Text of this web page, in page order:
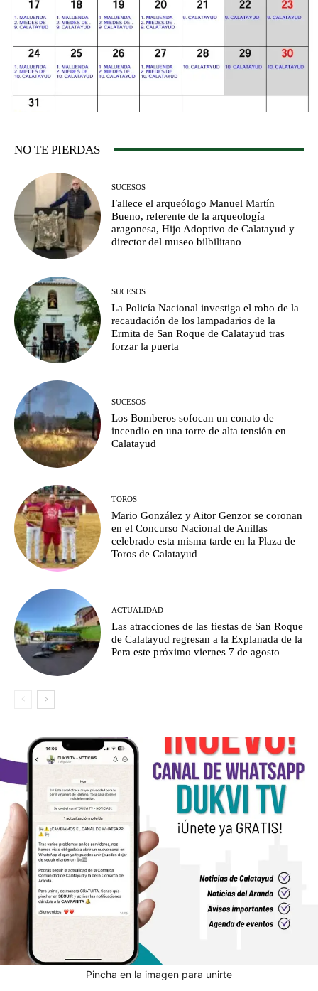
NO TE PIERDAS
SUCESOS
Fallece el arqueólogo Manuel Martín
Bueno, referente de la arqueología
aragonesa, Hijo Adoptivo de Calatayud y
director del museo bilbilitano
SUCESOS
La Policía Nacional investiga el robo de la
recaudación de los lampadarios de la
Ermita de San Roque de Calatayud tras
forzar la puerta
SUCESOS
Los Bomberos sofocan un conato de
incendio en una torre de alta tensión en
Calatayud
TOROS
Mario González y Aitor Genzor se coronan
en el Concurso Nacional de Anillas
celebrado esta misma tarde en la Plaza de
Toros de Calatayud
ACTUALIDAD
Las atracciones de las fiestas de San Roque
de Calatayud regresan a la Explanada de la
Pera este próximo viernes 7 de agosto
Pincha en la imagen para unirte